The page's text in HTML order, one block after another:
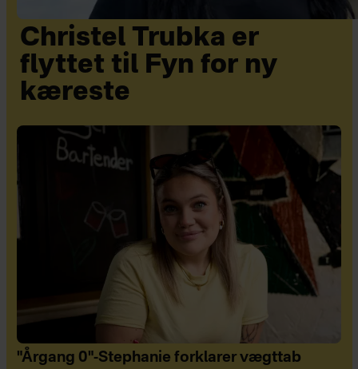
Christel Trubka er
flyttet til Fyn for ny
kæreste
"Årgang 0"-Stephanie forklarer vægttab